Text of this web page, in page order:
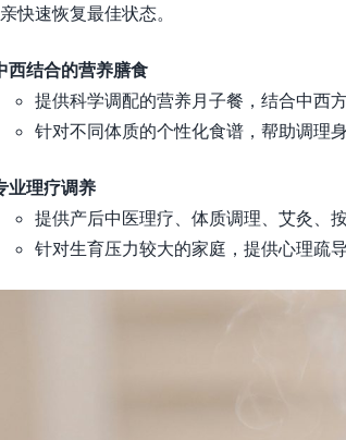
快速恢复最佳状态。
西结合的营养膳食
提供科学调配的营养月子餐，结合中西
针对不同体质的个性化食谱，帮助调理
业理疗调养
提供产后中医理疗、体质调理、艾灸、
针对生育压力较大的家庭，提供心理疏